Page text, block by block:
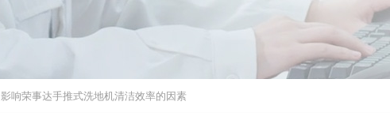
影响荣事达手推式洗地机清洁效率的因素